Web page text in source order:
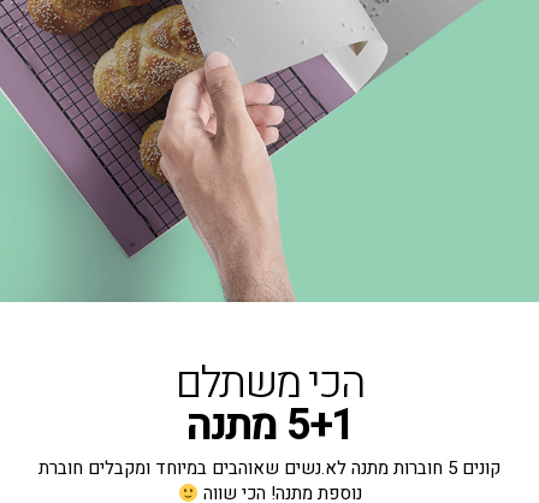
הכי משתלם
5+1 מתנה
קונים 5 חוברות מתנה לא.נשים שאוהבים במיוחד ומקבלים חוברת
נוספת מתנה! הכי שווה